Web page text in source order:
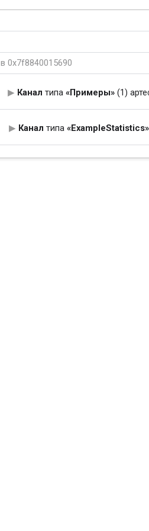
в 0x7f8840015690
Канал типа «Примеры» (1)
Канал типа «ExampleStatistics»